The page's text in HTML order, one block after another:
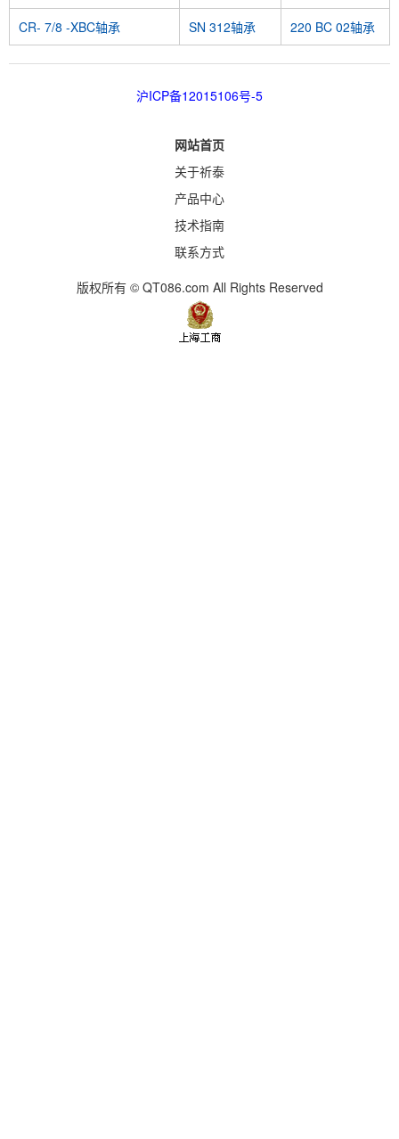
CR- 7/8 -XBC轴承 SN 312轴承 220 BC 02轴承
沪ICP备12015106号-5
网站首页
关于祈泰
产品中心
技术指南
联系方式
版权所有 © QT086.com All Rights Reserved